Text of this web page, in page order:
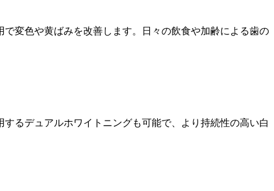
変色や黄ばみを改善します。日々の飲食や加齢による歯の
るデュアルホワイトニングも可能で、より持続性の高い白